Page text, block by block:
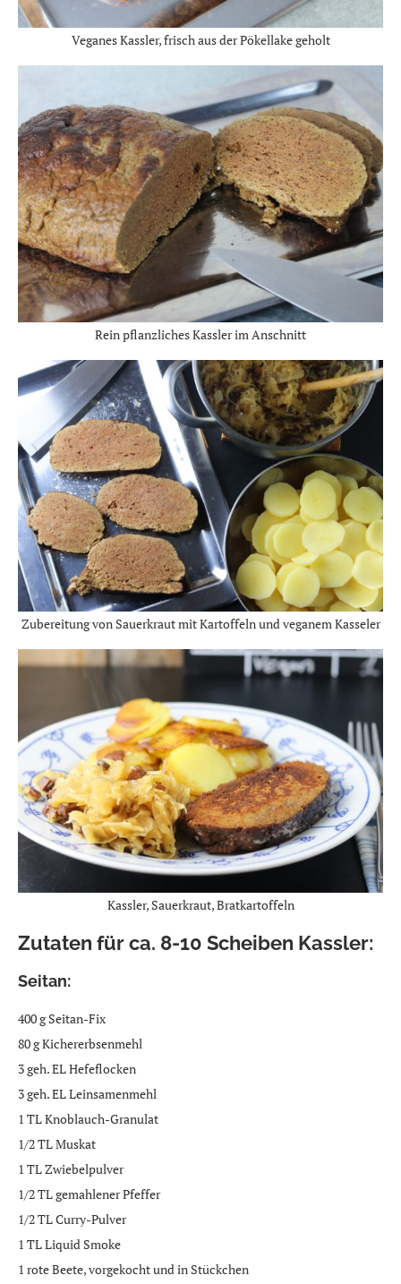
Veganes Kassler, frisch aus der Pökellake geholt
Rein pflanzliches Kassler im Anschnitt
Zubereitung von Sauerkraut mit Kartoffeln und veganem Kasseler
Kassler, Sauerkraut, Bratkartoffeln
Zutaten für ca. 8-10 Scheiben Kassler:
Seitan:
400 g Seitan-Fix
80 g Kichererbsenmehl
3 geh. EL Hefeflocken
3 geh. EL Leinsamenmehl
1 TL Knoblauch-Granulat
1/2 TL Muskat
1 TL Zwiebelpulver
1/2 TL gemahlener Pfeffer
1/2 TL Curry-Pulver
1 TL Liquid Smoke
1 rote Beete, vorgekocht und in Stückchen